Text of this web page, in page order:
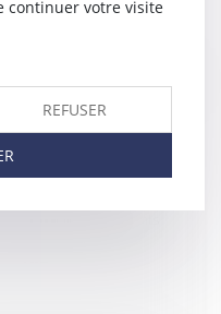
continuer votre visite
REFUSER